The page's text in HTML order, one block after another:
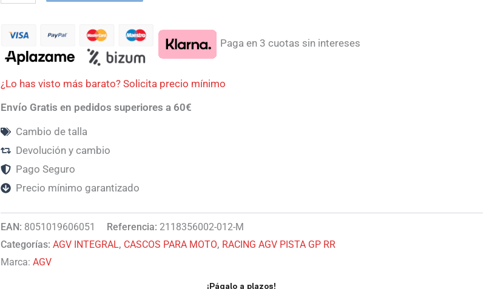
Paga en 3 cuotas sin intereses
¿Lo has visto más barato? Solicita precio mínimo
Envío Gratis en pedidos superiores a 60€
Cambio de talla
Devolución y cambio
Pago Seguro
Precio mínimo garantizado
EAN: 8051019606051 Referencia: 2118356002-012-M
Categorías: AGV INTEGRAL, CASCOS PARA MOTO, RACING AGV PISTA GP RR
Marca: AGV